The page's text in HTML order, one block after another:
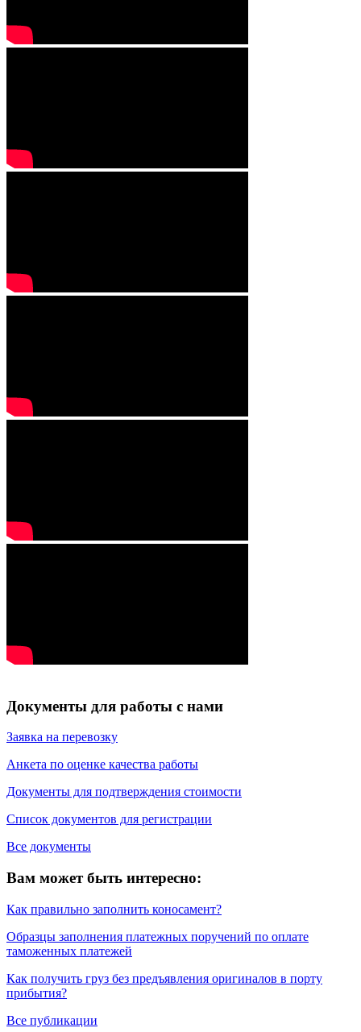
Документы для работы с нами
Заявка на перевозку
Анкета по оценке качества работы
Документы для подтверждения стоимости
Список документов для регистрации
Все документы
Вам может быть интересно:
Как правильно заполнить коносамент?
Образцы заполнения платежных поручений по оплате
таможенных платежей
Как получить груз без предъявления оригиналов в порту
прибытия?
Все публикации